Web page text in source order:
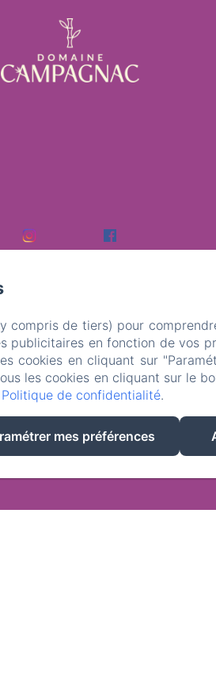
EN FR NL
Créé par Amenitiz
compris de tiers) pour
publicitaires en fonction de vos
cookies en cliquant sur
les cookies en cliquant sur le
Politique de confidentialité.
mes préférences